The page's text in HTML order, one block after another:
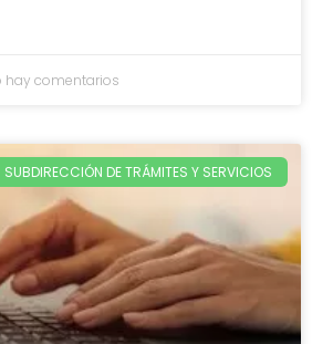
hay comentarios
SUBDIRECCIÓN DE TRÁMITES Y SERVICIOS